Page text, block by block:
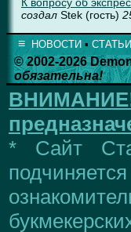
создал Stek (гость)
≡ НОВОСТИ ▪ СТАТЬИ
© 2002-2026
обязательна!
* Сайт